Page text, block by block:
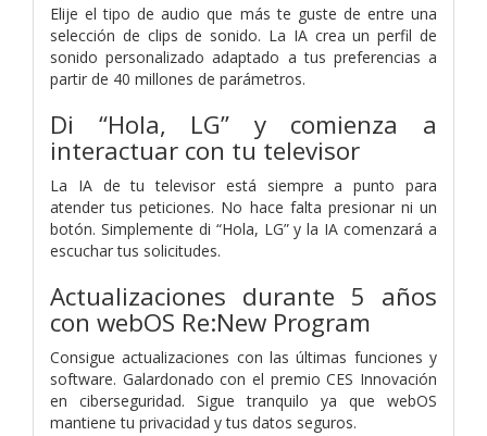
Elije el tipo de audio que más te guste de entre una
selección de clips de sonido. La IA crea un perfil de
sonido personalizado adaptado a tus preferencias a
partir de 40 millones de parámetros.
Di “Hola, LG” y comienza a
interactuar con tu televisor
La IA de tu televisor está siempre a punto para
atender tus peticiones. No hace falta presionar ni un
botón. Simplemente di “Hola, LG” y la IA comenzará a
escuchar tus solicitudes.
Actualizaciones durante 5 años
con webOS Re:New Program
Consigue actualizaciones con las últimas funciones y
software. Galardonado con el premio CES Innovación
en ciberseguridad. Sigue tranquilo ya que webOS
mantiene tu privacidad y tus datos seguros.